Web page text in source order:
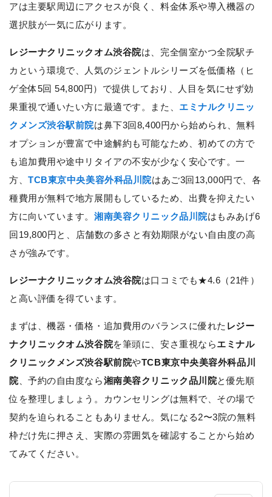
アは主要駅周辺にアクセスが良く、料金体系や導入機器の
選択肢が一気に広がります。
レジーナクリニックオム渋谷院は、完全個室かつ全院駅チ
カという環境で、人気のジェントルシリーズを低価格（ヒ
ゲ全体5回 54,800円）で提供しており、人目を気にせず効
果重視で通いたい方に最適です。また、 エミナルクリニッ
クメンズ渋谷駅前院は鼻下3回8,400円から始められ、無料
オプションが豊富で中途解約も可能なため、初めての方で
も追加費用や途中リタイアの不安が少なく安心です。一
方、TCB東京中央美容外科品川院はあご3回13,000円で、各
種費用が無料で地方展開もしているため、出費を抑えたい
方に向いています。湘南美容クリニック品川院はもみあげ6
回19,800円と、店舗数の多さと有効期限がない自由度の高
さが強みです。
レジーナクリニックオム渋谷院は口コミでも★4.6（21件）
と高い評価を得ています。
まずは、機器・価格・追加費用のバランスに優れた レジー
ナクリニックオム渋谷院を筆頭に、安さ重視ならエミナル
クリニックメンズ渋谷駅前院やTCB東京中央美容外科品川
院、予約の自由度なら湘南美容クリニック品川院と優先順
位を整理しましょう。カウンセリングは無料で、その場で
契約を迫られることもありません。気になる2〜3院の無料
枠だけ先に押さえ、実際の雰囲気を確認することから始め
てみてください。